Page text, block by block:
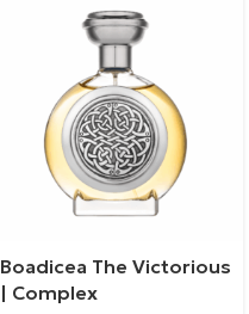
Boadicea The Victorious
| Complex